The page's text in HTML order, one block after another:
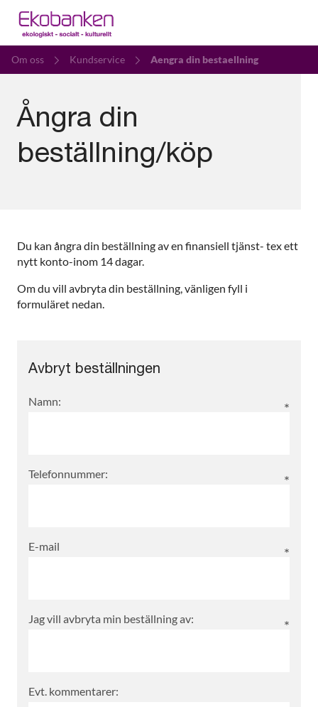
Om oss Kundservice Aengra din bestaellning
Ångra din
beställning/köp
Du kan ångra din beställning av en finansiell tjänst- tex ett
nytt konto-inom 14 dagar.
Om du vill avbryta din beställning, vänligen fyll i
formuläret nedan.
Avbryt beställningen
Namn:
Telefonnummer:
E-mail
Jag vill avbryta min beställning av:
Evt. kommentarer: